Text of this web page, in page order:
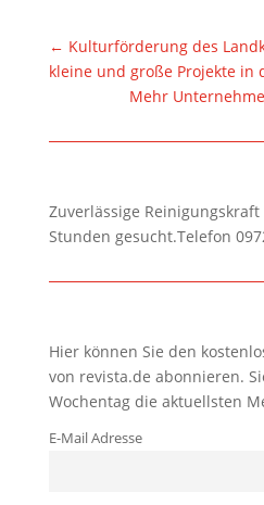
← Kulturförderung des
kleine und große Projekte in
Mehr
Zuverlässige
Stunden gesucht.Telefon
Hier können Sie den
von revista.de abonnieren.
Wochentag die aktuellsten
E-Mail Adresse